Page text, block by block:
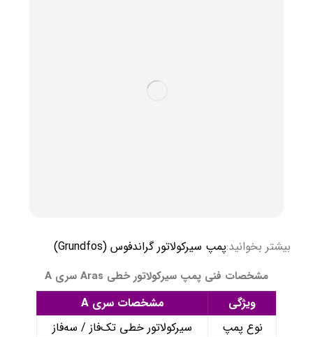
بیشتر بخوانید:پمپ سیرکولاتور گراندفوس (Grundfos)
مشخصات فنی پمپ سیرکولاتور خطی Aras سری A
ویژگی
مشخصات سری A
نوع پمپ
سیرکولاتور خطی تک‌فاز / سه‌فاز